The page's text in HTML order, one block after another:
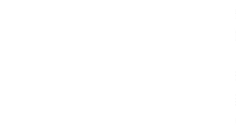
euros, permitirá reducir en
las ciudades de Málaga y
El baipás, de casi dos
conocida como inversión de